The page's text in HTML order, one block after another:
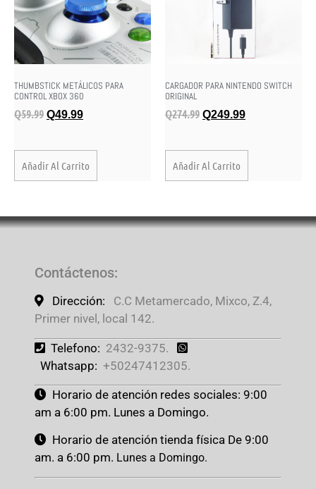
THUMBSTICK METÁLICOS PARA
CONTROL XBOX 360
Q59.99 Q49.99
Añadir Al Carrito
CARGADOR PARA NINTENDO SWITCH
ORIGINAL
Q274.99 Q249.99
Añadir Al Carrito
Contáctenos:
Dirección:
C.C Metamercado, Mixco, Z.4,
Primer nivel, local 142.
Telefono: 2432-9375.
Whatsapp: +50247412305.
Horario de atención redes sociales: 9:00
am a 6:00 pm. Lunes a Domingo.
Horario de atención tienda física De 9:00
am. a 6:00 pm. Lunes a Domingo.